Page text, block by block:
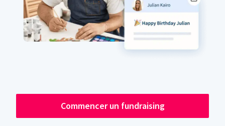
Commencer un fundraising